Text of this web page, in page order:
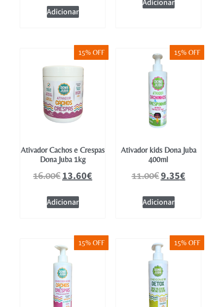
Adicionar
Adicionar
15% OFF
Ativador Cachos e Crespas
Dona Juba 1kg
16.00€13.60€
Adicionar
15% OFF
Ativador kids Dona Juba
400ml
11.00€9.35€
Adicionar
15% OFF 15% OFF